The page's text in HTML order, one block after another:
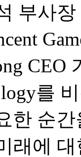
부사장
CEO
를
한 순
래에